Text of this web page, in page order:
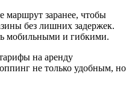
маршрут заранее, чтобы
без лишних задержек.
мобильными и гибкими.
на аренду
не только удобным, но